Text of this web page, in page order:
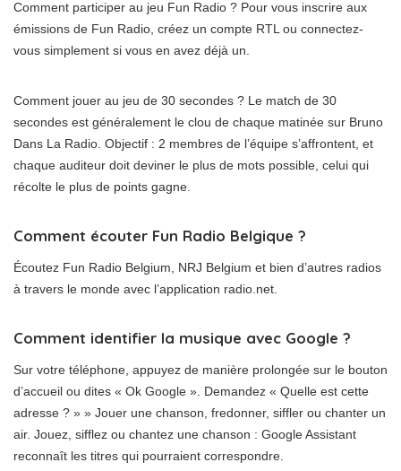
Comment participer au jeu Fun Radio ? Pour vous inscrire aux
émissions de Fun Radio, créez un compte RTL ou connectez-
vous simplement si vous en avez déjà un.
Comment jouer au jeu de 30 secondes ? Le match de 30
secondes est généralement le clou de chaque matinée sur Bruno
Dans La Radio. Objectif : 2 membres de l’équipe s’affrontent, et
chaque auditeur doit deviner le plus de mots possible, celui qui
récolte le plus de points gagne.
Comment écouter Fun Radio Belgique ?
Écoutez Fun Radio Belgium, NRJ Belgium et bien d’autres radios
à travers le monde avec l’application radio.net.
Comment identifier la musique avec Google ?
Sur votre téléphone, appuyez de manière prolongée sur le bouton
d’accueil ou dites « Ok Google ». Demandez « Quelle est cette
adresse ? » » Jouer une chanson, fredonner, siffler ou chanter un
air. Jouez, sifflez ou chantez une chanson : Google Assistant
reconnaît les titres qui pourraient correspondre.